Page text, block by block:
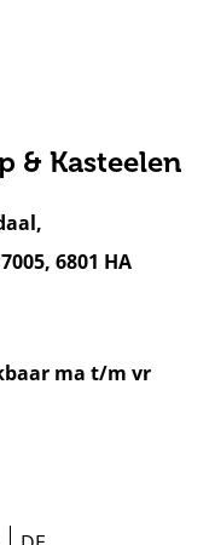
& Kasteelen
6801 HA
ma t/m vr